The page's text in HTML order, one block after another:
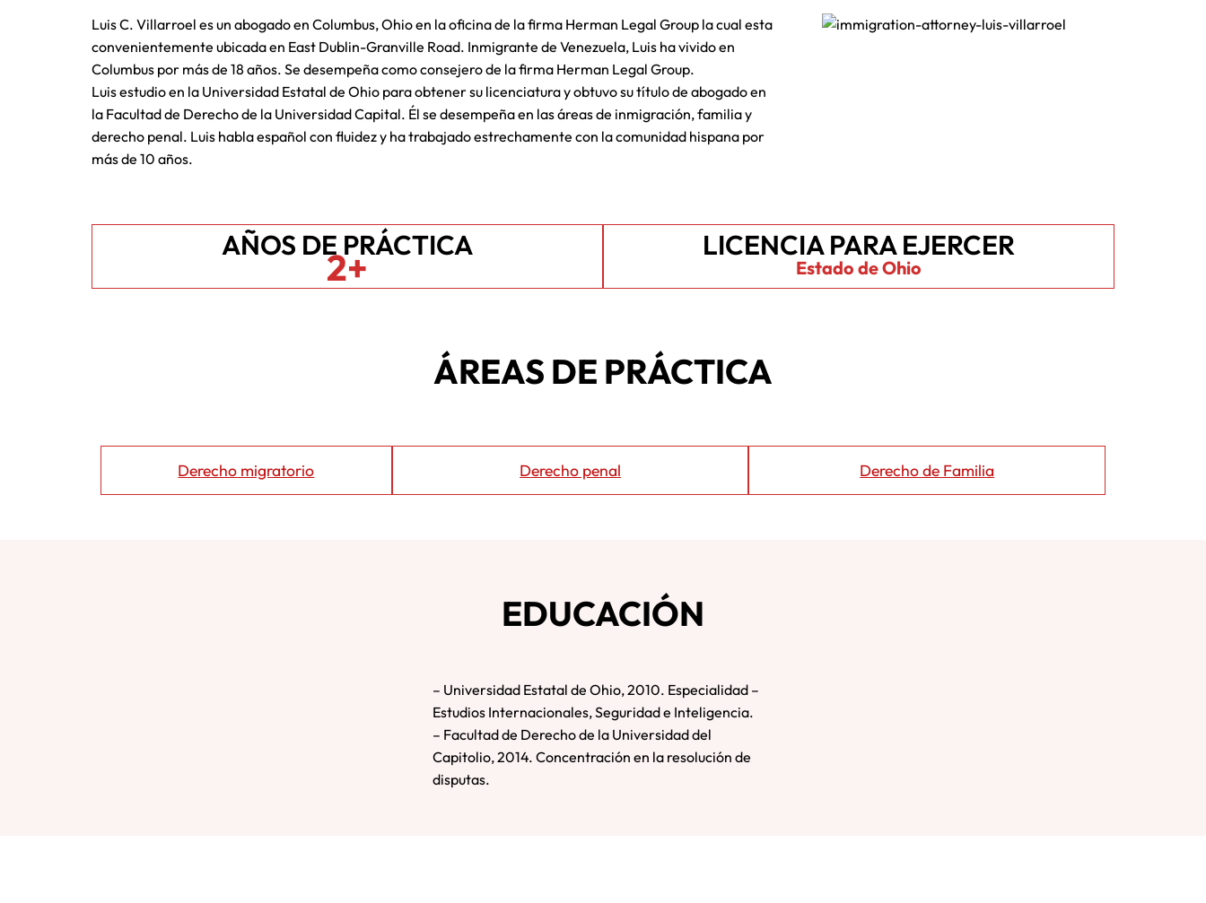
Luis C. Villarroel es un abogado en Columbus, Ohio en la oficina de la firma Herman Legal Group la cual esta
convenientemente ubicada en East Dublin-Granville Road. Inmigrante de Venezuela, Luis ha vivido en
Columbus por más de 18 años. Se desempeña como consejero de la firma Herman Legal Group.
Luis estudio en la Universidad Estatal de Ohio para obtener su licenciatura y obtuvo su título de abogado en
la Facultad de Derecho de la Universidad Capital. Él se desempeña en las áreas de inmigración, familia y
derecho penal. Luis habla español con fluidez y ha trabajado estrechamente con la comunidad hispana por
más de 10 años.
AÑOS DE PRÁCTICA
2+ LICENCIA PARA EJERCER
Estado de Ohio
ÁREAS DE PRÁCTICA
Derecho migratorio Derecho penal Derecho de Familia
EDUCACIÓN
– Universidad Estatal de Ohio, 2010. Especialidad –
Estudios Internacionales, Seguridad e Inteligencia.
– Facultad de Derecho de la Universidad del
Capitolio, 2014. Concentración en la resolución de
disputas.